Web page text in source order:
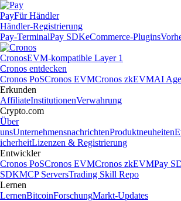
PayFür Händler
Händler-Registrierung
Pay-TerminalPay SDKeCommerce-Plugins
CronosEVM-kompatible Layer 1
Cronos entdecken
Cronos PoSCronos EVMCronos zkEVMAI
Erkunden
AffiliateInstitutionenVerwahrung
Crypto.com
Über
unsUnternehmensnachrichtenProduktneuheiten
icherheitLizenzen & Registrierung
Entwickler
Cronos PoSCronos EVMCronos zkEVMPay
SDKMCP ServersTrading Skill Repo
Lernen
LernenBitcoinForschungMarkt-Updates